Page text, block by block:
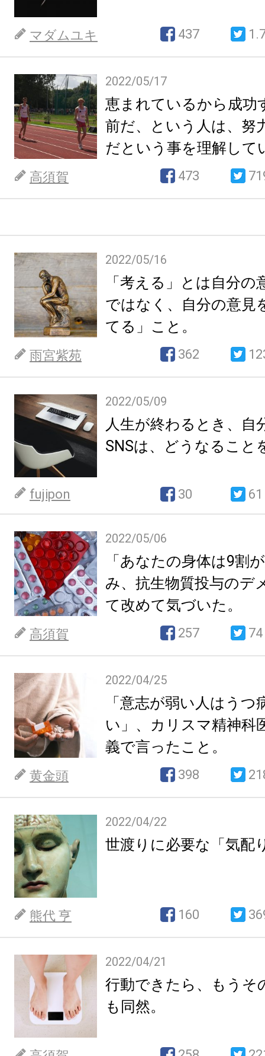
マダムユキ 437
2022/05/17
恵まれているから成功
前だ、という人は、努
だという事を理解して
高須賀 473
2022/05/16
「考える」とは自分
ではなく、自分の意見
てる」こと。
雨宮紫苑 362
2022/05/09
人生が終わるとき、自
SNSは、どうなること
fujipon 30 61
2022/05/06
「あなたの身体は9割
み、抗生物質投与のデ
て改めて気づいた。
高須賀 257 74
2022/04/25
「意志が弱い人はうつ
い」、カリスマ精神科
義で言ったこと。
黄金頭 398
2022/04/22
世渡りに必要な「気配
熊代 亨 160
2022/04/21
行動できたら、もうそ
も同然。